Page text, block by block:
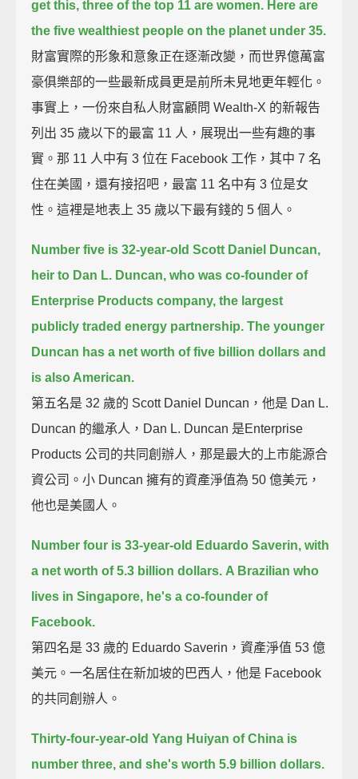
get this, three of the top 11 are women. Here are
the five wealthiest people on the planet under 35.
財富實際的形象和意象正在逐漸改變，而世界億萬富
豪俱樂部的一些最新成員更是前所未見地更年輕化。
事實上，一份來自私人財富顧問 Wealth-X 的新報告
列出 35 歲以下的最富 11 人，展現出一些有趣的事
實。那 11 人中有 3 位在 Facebook 工作，其中 7 名
住在美國，還有接招吧，最富 11 名中有 3 位是女
性。這裡是地表上 35 歲以下最有錢的 5 個人。
Number five is 32-year-old Scott Daniel Duncan,
heir to Dan L. Duncan, who was co-founder of
Enterprise Products company, the largest
publicly traded energy partnership. The younger
Duncan has a net worth of five billion dollars and
is also American.
第五名是 32 歲的 Scott Daniel Duncan，他是 Dan L.
Duncan 的繼承人，Dan L. Duncan 是Enterprise
Products 公司的共同創辦人，那是最大的上市能源合
資公司。小 Duncan 擁有的資產淨值為 50 億美元，
他也是美國人。
Number four is 33-year-old Eduardo Saverin, with
a net worth of 5.3 billion dollars. A Brazilian who
lives in Singapore, he's a co-founder of
Facebook.
第四名是 33 歲的 Eduardo Saverin，資產淨值 53 億
美元。一名居住在新加坡的巴西人，他是 Facebook
的共同創辦人。
Thirty-four-year-old Yang Huiyan of China is
number three, and she's worth 5.9 billion dollars.